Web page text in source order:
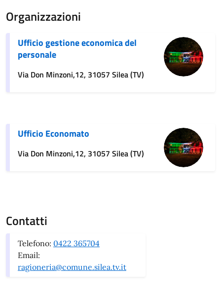
Organizzazioni
Ufficio gestione economica del
personale
Via Don Minzoni,12, 31057 Silea (TV)
Ufficio Economato
Via Don Minzoni,12, 31057 Silea (TV)
Contatti
Telefono: 0422 365704
Email:
ragioneria@comune.silea.tv.it